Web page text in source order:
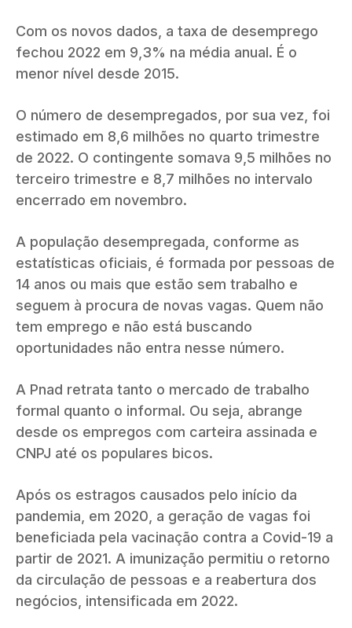
Com os novos dados, a taxa de desemprego
fechou 2022 em 9,3% na média anual. É o
menor nível desde 2015.
O número de desempregados, por sua vez, foi
estimado em 8,6 milhões no quarto trimestre
de 2022. O contingente somava 9,5 milhões no
terceiro trimestre e 8,7 milhões no intervalo
encerrado em novembro.
A população desempregada, conforme as
estatísticas oficiais, é formada por pessoas de
14 anos ou mais que estão sem trabalho e
seguem à procura de novas vagas. Quem não
tem emprego e não está buscando
oportunidades não entra nesse número.
A Pnad retrata tanto o mercado de trabalho
formal quanto o informal. Ou seja, abrange
desde os empregos com carteira assinada e
CNPJ até os populares bicos.
Após os estragos causados pelo início da
pandemia, em 2020, a geração de vagas foi
beneficiada pela vacinação contra a Covid-19 a
partir de 2021. A imunização permitiu o retorno
da circulação de pessoas e a reabertura dos
negócios, intensificada em 2022.